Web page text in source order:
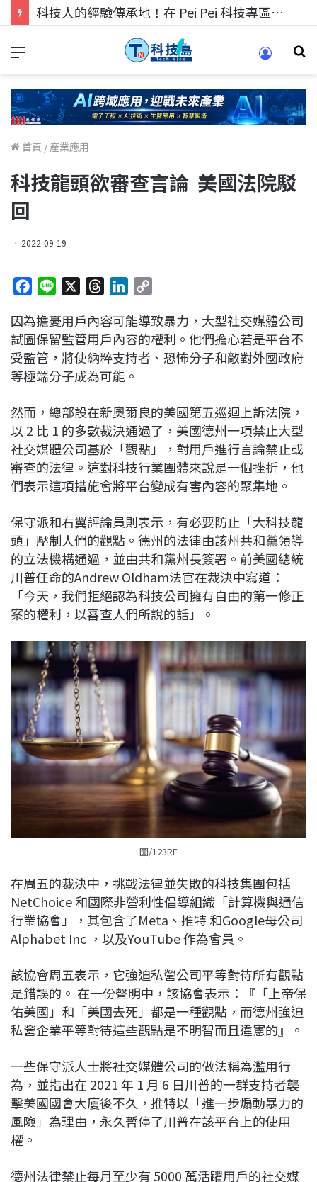
科技人的經驗傳承地！在 Pei Pei 科技專區，與學弟妹交流最硬核的技術
首頁 / 產業應用
科技龍頭欲審查言論 美國法院駁
回
2022-09-19
c
e
b
o
k
n
e
r
e
a
d
n
k
e
d
n
p
y
L
k
因為擔憂用戶內容可能導致暴力，大型社交媒體公司
試圖保留監管用戶內容的權利。他們擔心若是平台不
受監管，將使納粹支持者、恐怖分子和敵對外國政府
等極端分子成為可能。
然而，總部設在新奧爾良的美國第五巡迴上訴法院，
以 2 比 1 的多數裁決通過了，美國德州一項禁止大型
社交媒體公司基於「觀點」，對用戶進行言論禁止或
審查的法律。這對科技行業團體來說是一個挫折，他
們表示這項措施會將平台變成有害內容的聚集地。
保守派和右翼評論員則表示，有必要防止「大科技龍
頭」壓制人們的觀點。德州的法律由該州共和黨領導
的立法機構通過，並由共和黨州長簽署。前美國總統
川普任命的Andrew Oldham法官在裁決中寫道：
「今天，我們拒絕認為科技公司擁有自由的第一修正
案的權利，以審查人們所說的話」。
圖/123RF
在周五的裁決中，挑戰法律並失敗的科技集團包括
NetChoice 和國際非營利性倡導組織「計算機與通信
行業協會」，其包含了Meta、推特 和Google母公司
Alphabet Inc ，以及YouTube 作為會員。
該協會周五表示，它強迫私營公司平等對待所有觀點
是錯誤的。 在一份聲明中，該協會表示：『「上帝保
佑美國」和「美國去死」都是一種觀點，而德州強迫
私營企業平等對待這些觀點是不明智而且違憲的』。
一些保守派人士將社交媒體公司的做法稱為濫用行
為，並指出在 2021 年 1 月 6 日川普的一群支持者襲
擊美國國會大廈後不久，推特以「進一步煽動暴力的
風險」為理由，永久暫停了川普在該平台上的使用
權。
德州法律禁止每月至少有 5000 萬活躍用戶的社交媒